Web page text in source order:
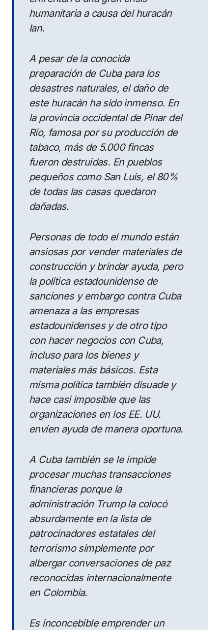
humanitaria a causa del huracán
Ian.
A pesar de la conocida
preparación de Cuba para los
desastres naturales, el daño de
este huracán ha sido inmenso. En
la provincia occidental de Pinar del
Río, famosa por su producción de
tabaco, más de 5.000 fincas
fueron destruidas. En pueblos
pequeños como San Luis, el 80%
de todas las casas quedaron
dañadas.
Personas de todo el mundo están
ansiosas por vender materiales de
construcción y brindar ayuda, pero
la política estadounidense de
sanciones y embargo contra Cuba
amenaza a las empresas
estadounidenses y de otro tipo
con hacer negocios con Cuba,
incluso para los bienes y
materiales más básicos. Esta
misma política también disuade y
hace casi imposible que las
organizaciones en los EE. UU.
envíen ayuda de manera oportuna.
A Cuba también se le impide
procesar muchas transacciones
financieras porque la
administración Trump la colocó
absurdamente en la lista de
patrocinadores estatales del
terrorismo simplemente por
albergar conversaciones de paz
reconocidas internacionalmente
en Colombia.
Es inconcebible emprender un